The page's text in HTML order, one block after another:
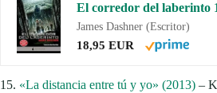
James Dashner (Escritor)
18,95 EUR
15. «La distancia entre tú y yo» (2013) –